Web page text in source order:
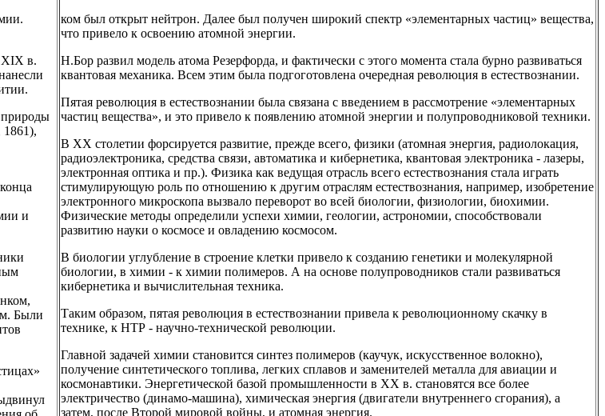
XIX в.
природы
1861),
и
Были
ком был открыт нейтрон. Далее был получен широкий спектр «элементарных частиц» вещества,
что привело к освоению атомной энергии.
Н.Бор развил модель атома Резерфорда, и фактически с этого момента стала бурно развиваться
квантовая механика. Всем этим была подгоготовлена очередная революция в естествознании.
Пятая революция в естествознании была связана с введением в рассмотрение «элементарных
частиц вещества», и это привело к появлению атомной энергии и полупроводниковой техники.
В ХХ столетии форсируется развитие, прежде всего, физики (атомная энергия, радиолокация,
радиоэлектроника, средства связи, автоматика и кибернетика, квантовая электроника - лазеры,
электронная оптика и пр.). Физика как ведущая отрасль всего естествознания стала играть
стимулирующую роль по отношению к другим отраслям естествознания, например, изобретение
электронного микроскопа вызвало переворот во всей биологии, физиологии, биохимии.
Физические методы определили успехи химии, геологии, астрономии, способствовали
развитию науки о космосе и овладению космосом.
В биологии углубление в строение клетки привело к созданию генетики и молекулярной
биологии, в химии - к химии полимеров. А на основе полупроводников стали развиваться
кибернетика и вычислительная техника.
Таким образом, пятая революция в естествознании привела к революционному скачку в
технике, к НТР - научно-технической революции.
Главной задачей химии становится синтез полимеров (каучук, искусственное волокно),
получение синтетического топлива, легких сплавов и заменителей металла для авиации и
космонавтики. Энергетической базой промышленности в ХХ в. становятся все более
электричество (динамо-машина), химическая энергия (двигатели внутреннего сгорания), а
затем, после Второй мировой войны, и атомная энергия.